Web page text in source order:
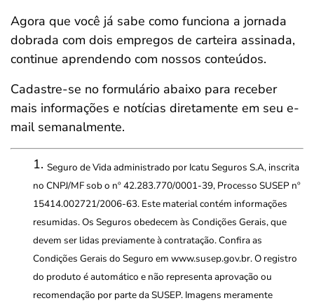
Agora que você já sabe como funciona a jornada
dobrada com dois empregos de carteira assinada,
continue aprendendo com nossos conteúdos.
Cadastre-se no formulário abaixo para receber
mais informações e notícias diretamente em seu e-
mail semanalmente.
Seguro de Vida administrado por Icatu Seguros S.A, inscrita
no CNPJ/MF sob o nº 42.283.770/0001-39, Processo SUSEP nº
15414.002721/2006-63. Este material contém informações
resumidas. Os Seguros obedecem às Condições Gerais, que
devem ser lidas previamente à contratação. Confira as
Condições Gerais do Seguro em www.susep.gov.br. O registro
do produto é automático e não representa aprovação ou
recomendação por parte da SUSEP. Imagens meramente